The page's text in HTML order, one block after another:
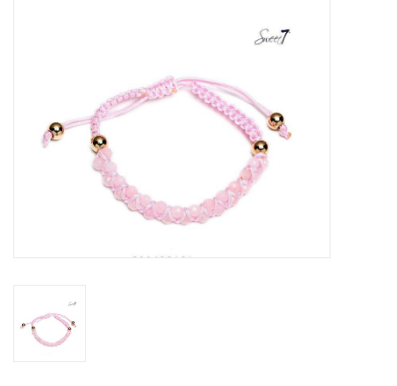
Haaraccesoires
Zonnebrillen
Ohlala Jewels